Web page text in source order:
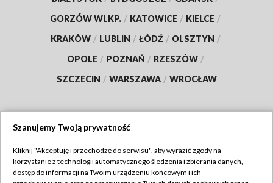
GORZÓW WLKP. / KATOWICE / KIELCE /
KRAKÓW / LUBLIN / ŁÓDŹ / OLSZTYN /
OPOLE / POZNAŃ / RZESZÓW /
SZCZECIN / WARSZAWA / WROCŁAW
TVP
Szanujemy Twoją prywatność
Kliknij "Akceptuję i przechodzę do serwisu", aby wyrazić zgody na
korzystanie z technologii automatycznego śledzenia i zbierania danych,
dostęp do informacji na Twoim urządzeniu końcowym i ich